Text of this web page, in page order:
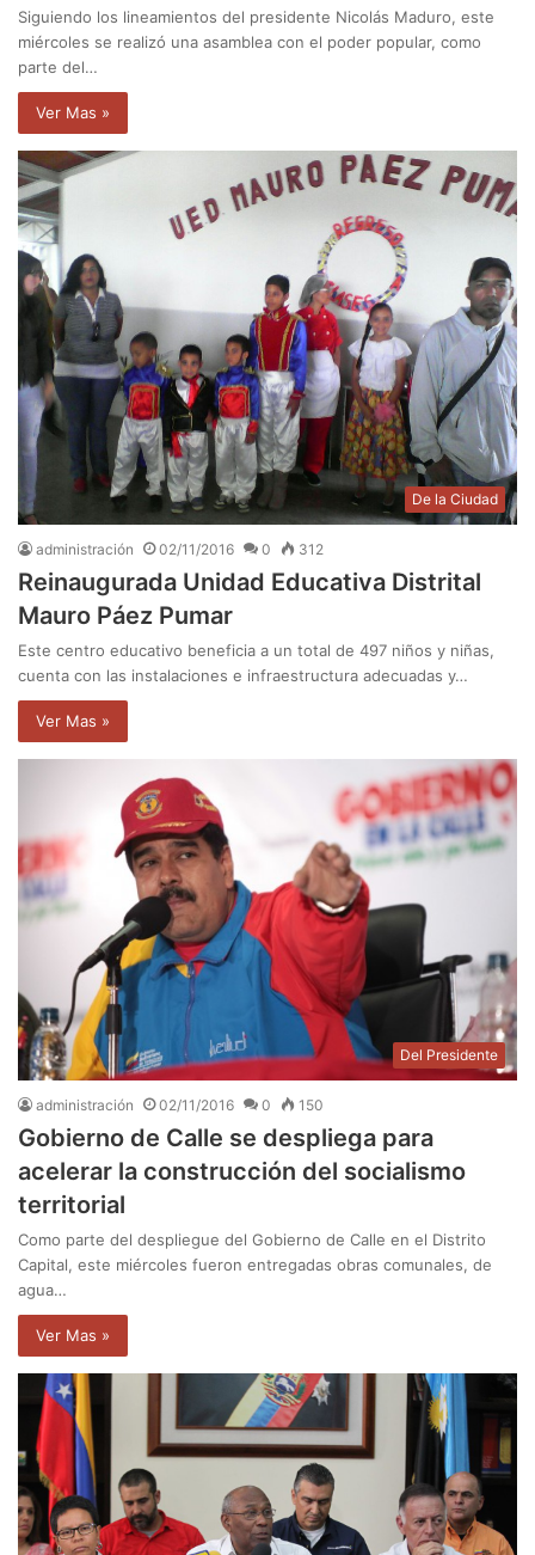
Siguiendo los lineamientos del presidente Nicolás Maduro, este
miércoles se realizó una asamblea con el poder popular, como
parte del…
Ver Mas »
De la Ciudad
administración 02/11/2016 0 312
Reinaugurada Unidad Educativa Distrital
Mauro Páez Pumar
Este centro educativo beneficia a un total de 497 niños y niñas,
cuenta con las instalaciones e infraestructura adecuadas y…
Ver Mas »
Del Presidente
administración 02/11/2016 0 150
Gobierno de Calle se despliega para
acelerar la construcción del socialismo
territorial
Como parte del despliegue del Gobierno de Calle en el Distrito
Capital, este miércoles fueron entregadas obras comunales, de
agua…
Ver Mas »